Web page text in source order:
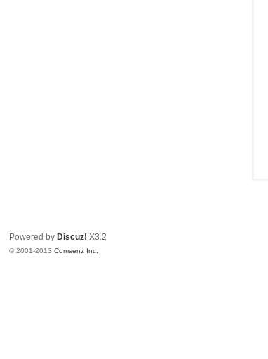
Powered by Discuz! X3.2
© 2001-2013Comsenz Inc.